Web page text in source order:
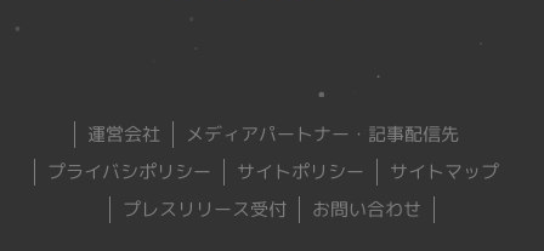
運営会社
メディアパートナー・記事配信先
プライバシポリシー
サイトポリシー
サイトマップ
プレスリリース受付
お問い合わせ